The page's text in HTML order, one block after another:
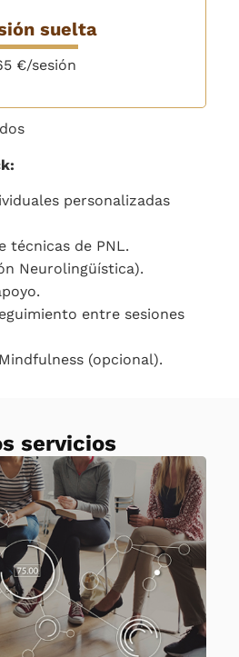
suelta
€/sesión
personalizadas
técnicas de PNL.
Neurolingüística).
entre sesiones
(opcional).
servicios